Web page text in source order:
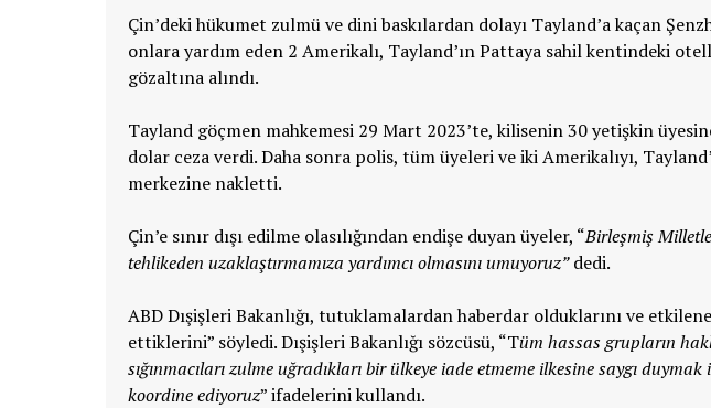
Çin’deki hükumet zulmü ve dini baskılardan dolayı Tayland’a kaçan
onlara yardım eden 2 Amerikalı, Tayland’ın Pattaya sahil kentindeki
gözaltına alındı.
Tayland göçmen mahkemesi 29 Mart 2023’te, kilisenin 30 yetişkin
dolar ceza verdi. Daha sonra polis, tüm üyeleri ve iki Amerikalıyı,
merkezine nakletti.
Çin’e sınır dışı edilme olasılığından endişe duyan üyeler, “Birleşmiş
tehlikeden uzaklaştırmamıza yardımcı olmasını umuyoruz”dedi.
ABD Dışişleri Bakanlığı, tutuklamalardan haberdar olduklarını ve
ettiklerini” söyledi. Dışişleri Bakanlığı sözcüsü, “Tüm hassas grupların
sığınmacıları zulme uğradıkları bir ülkeye iade etmeme ilkesine saygı
koordine ediyoruz” ifadelerini kullandı.